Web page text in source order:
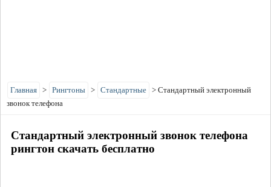
Главная > Рингтоны > Стандартные > Стандартный электронный
звонок телефона
Стандартный электронный звонок телефона
рингтон скачать бесплатно